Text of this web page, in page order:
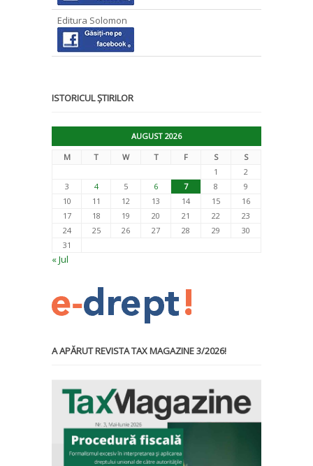
Editura Solomon
ISTORICUL ȘTIRILOR
AUGUST 2026
M
T W T F S
S
1
2
3
4 5 6 7 8
9
10
11 12 13 14 15
16
17
18 19 20 21 22
23
24
25 26 27 28 29
30
31
« Jul
A APĂRUT REVISTA TAX MAGAZINE 3/2026!